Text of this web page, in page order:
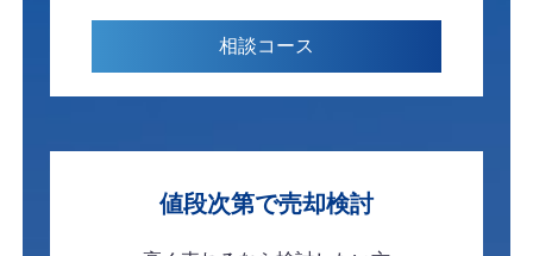
相談コース
値段次第で売却検討